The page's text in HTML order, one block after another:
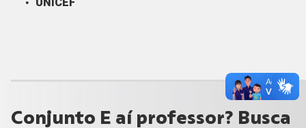
Conjunto E aí professor? Busca